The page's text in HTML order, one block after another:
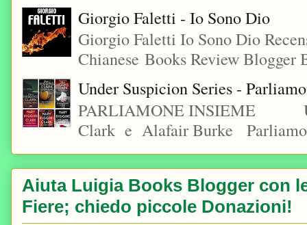
Giorgio Faletti - Io Sono Dio
Giorgio Faletti Io Sono Dio
Chianese Books Review
Under Suspicion Series -
PARLIAMONE INSIEME
Clark e Alafair Burke
Aiuta Luigia Books Blogger con
Fiere; chiedo piccole Donazioni!